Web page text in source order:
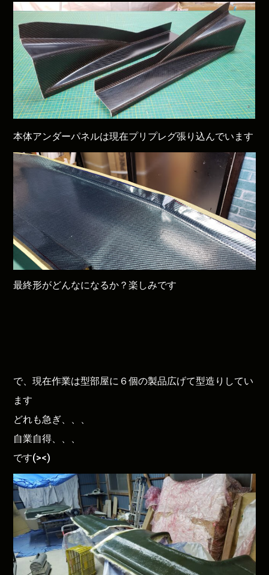
本体アンダーパネルは現在プリプレグ張り込んでいます
最終形がどんなになるか？楽しみです
で、現在作業は型部屋に６個の製品広げて型造りしてい
ます
どれも急ぎ、、、
自業自得、、、
です(><)